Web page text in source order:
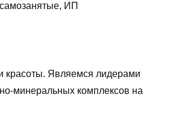
ИП
красоты. Являемся лидерами
минеральных комплексов на